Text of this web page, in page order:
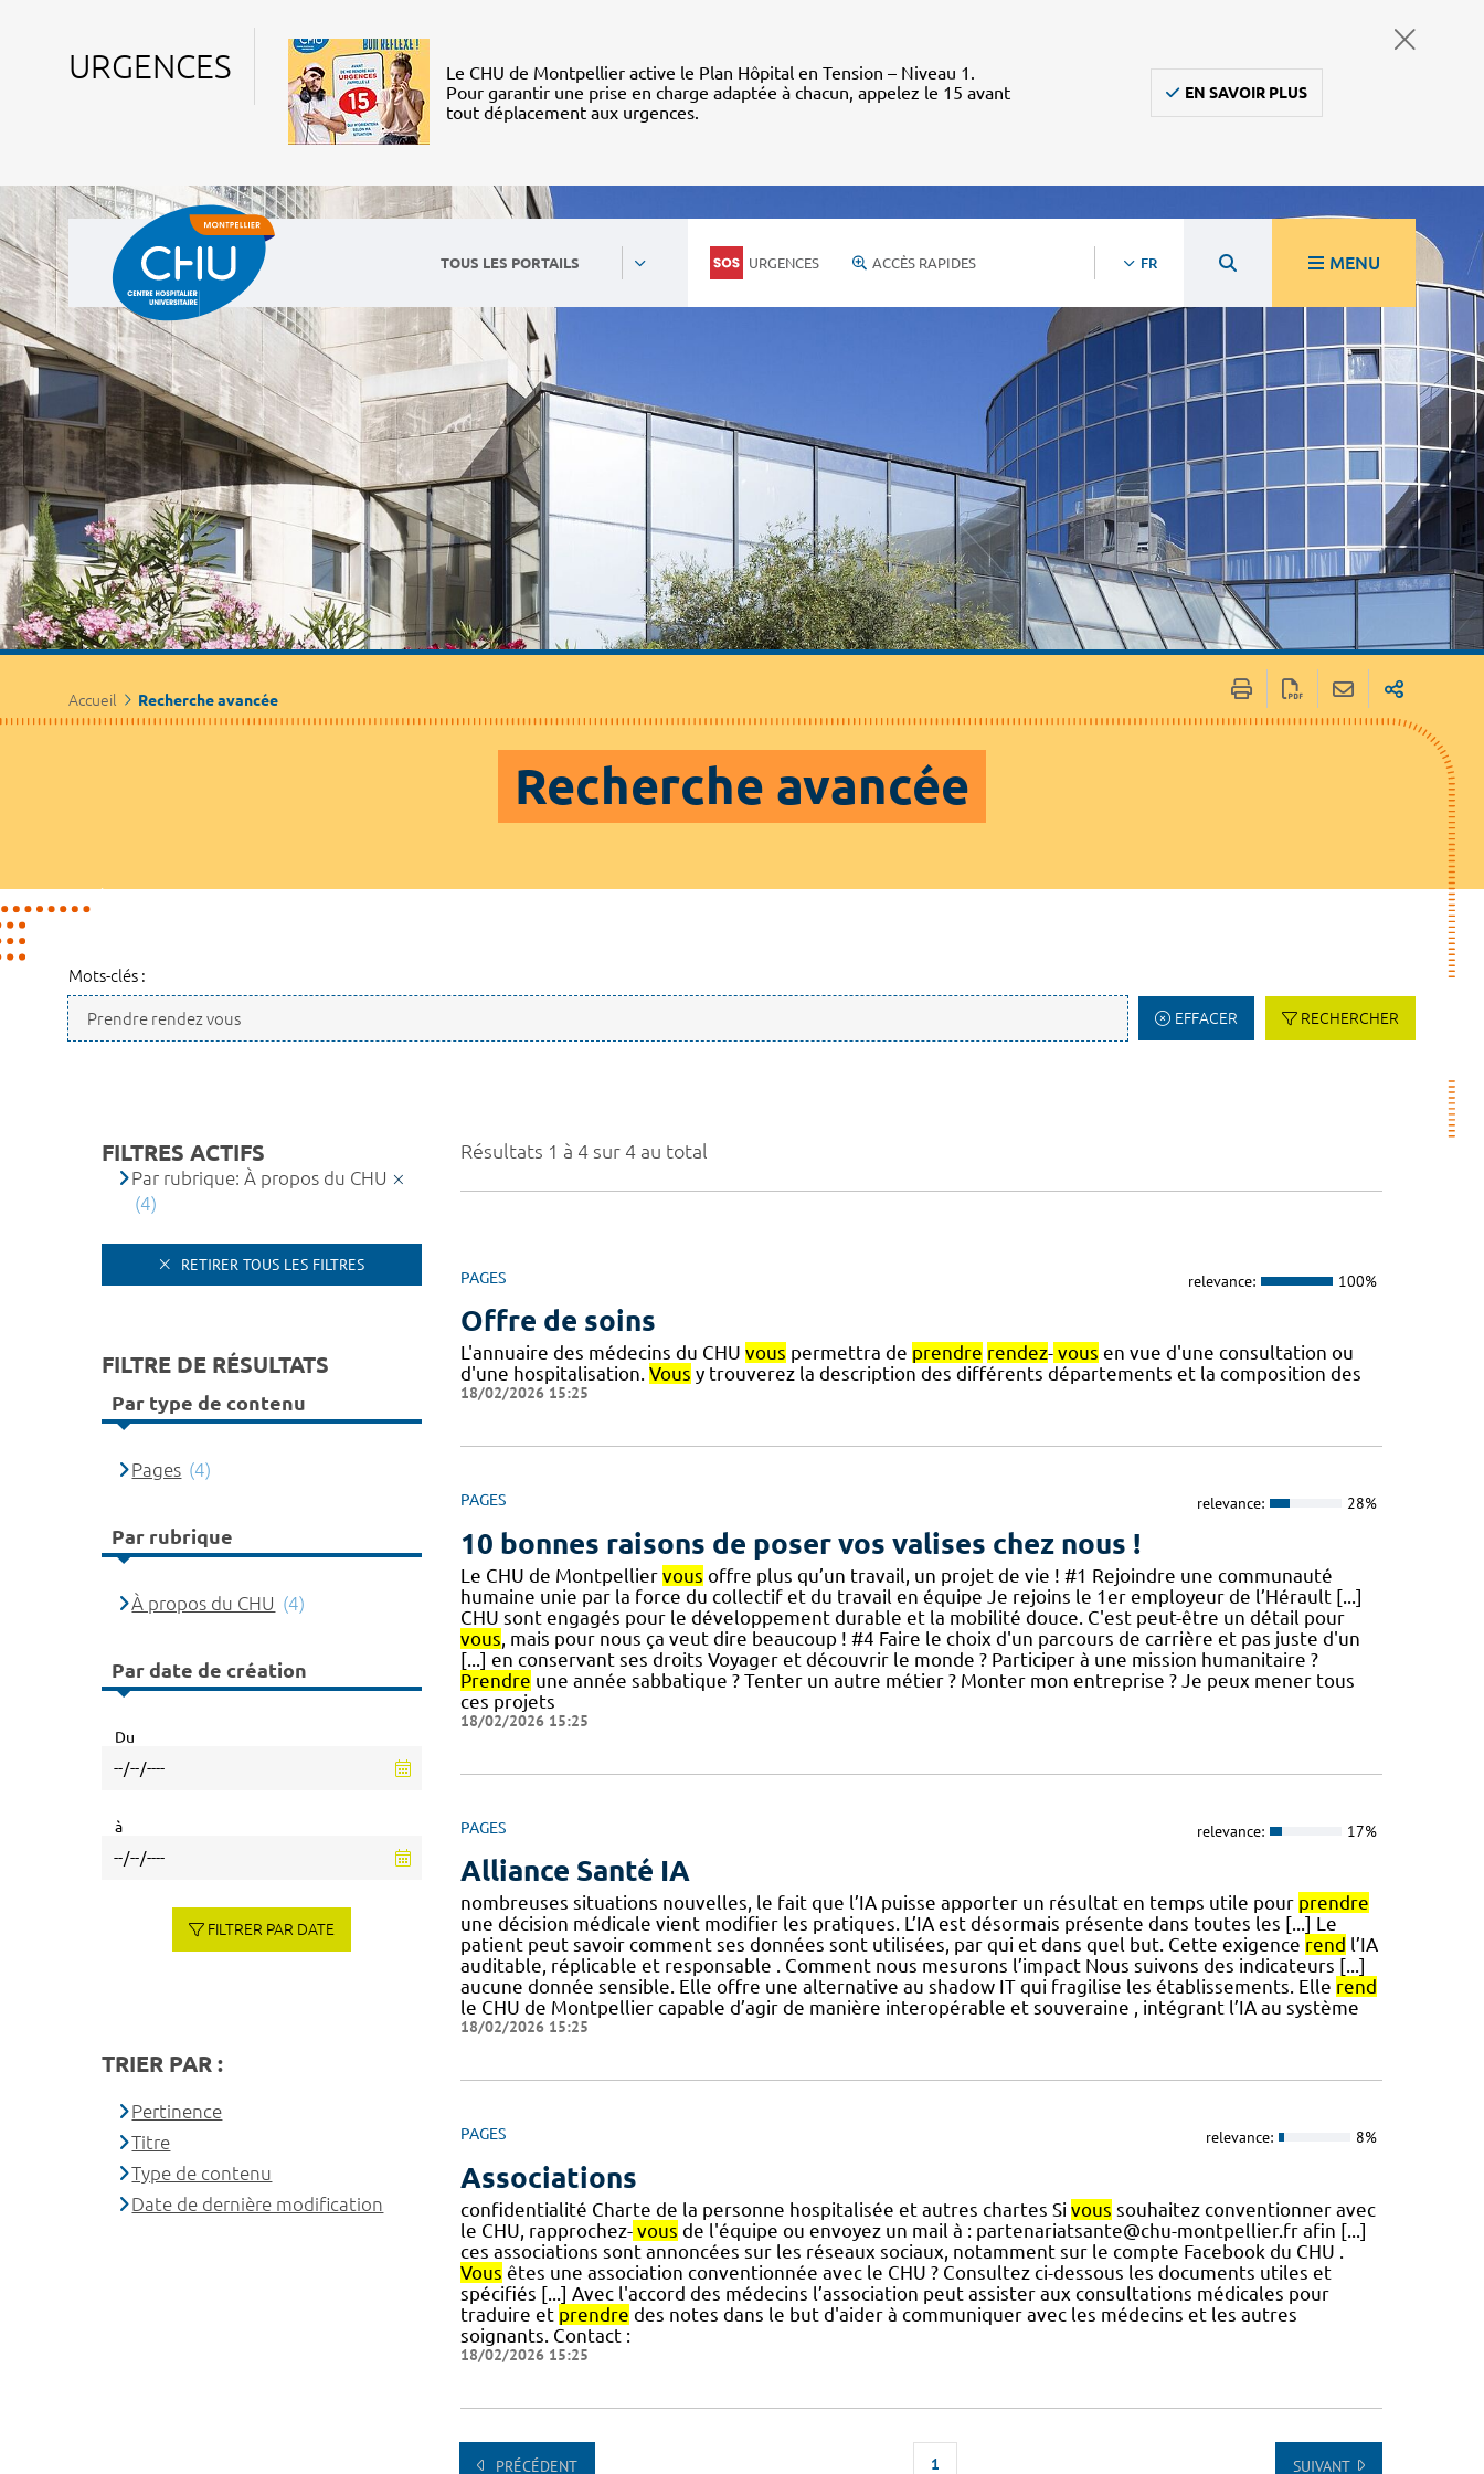
URGENCES
Le CHU de Montpellier active le Plan Hôpital en Tension – Niveau 1.
Pour garantir une prise en charge adaptée à chacun, appelez le 15 avant
tout déplacement aux urgences.
EN SAVOIR PLUS
TOUS LES PORTAILS URGENCES ACCÈS RAPIDES FR MENU
Accueil Recherche avancée
Recherche avancée
Mots-clés :
EFFACER RECHERCHER
Résultats 1 à 4 sur 4 au total
PAGES relevance: 100%
Offre de soins
L'annuaire des médecins du CHU vous permettra de prendre rendez- vous en vue d'une consultation ou
d'une hospitalisation. Vous y trouverez la description des différents départements et la composition des
18/02/2026 15:25
PAGES relevance: 28%
10 bonnes raisons de poser vos valises chez nous !
Le CHU de Montpellier vous offre plus qu’un travail, un projet de vie ! #1 Rejoindre une communauté
humaine unie par la force du collectif et du travail en équipe Je rejoins le 1er employeur de l’Hérault [...]
CHU sont engagés pour le développement durable et la mobilité douce. C'est peut-être un détail pour
vous, mais pour nous ça veut dire beaucoup ! #4 Faire le choix d'un parcours de carrière et pas juste d'un
[...] en conservant ses droits Voyager et découvrir le monde ? Participer à une mission humanitaire ?
Prendre une année sabbatique ? Tenter un autre métier ? Monter mon entreprise ? Je peux mener tous
ces projets
18/02/2026 15:25
PAGES relevance: 17%
Alliance Santé IA
nombreuses situations nouvelles, le fait que l’IA puisse apporter un résultat en temps utile pour prendre
une décision médicale vient modifier les pratiques. L’IA est désormais présente dans toutes les [...] Le
patient peut savoir comment ses données sont utilisées, par qui et dans quel but. Cette exigence rend l’IA
auditable, réplicable et responsable . Comment nous mesurons l’impact Nous suivons des indicateurs [...]
aucune donnée sensible. Elle offre une alternative au shadow IT qui fragilise les établissements. Elle rend
le CHU de Montpellier capable d’agir de manière interopérable et souveraine , intégrant l’IA au système
18/02/2026 15:25
PAGES relevance: 8%
Associations
confidentialité Charte de la personne hospitalisée et autres chartes Si vous souhaitez conventionner avec
le CHU, rapprochez- vous de l'équipe ou envoyez un mail à : partenariatsante@chu-montpellier.fr afin [...]
ces associations sont annoncées sur les réseaux sociaux, notamment sur le compte Facebook du CHU .
Vous êtes une association conventionnée avec le CHU ? Consultez ci-dessous les documents utiles et
spécifiés [...] Avec l'accord des médecins l’association peut assister aux consultations médicales pour
traduire et prendre des notes dans le but d'aider à communiquer avec les médecins et les autres
soignants. Contact :
18/02/2026 15:25
PRÉCÉDENT 1 SUIVANT
FILTRES ACTIFS
Par rubrique: À propos du CHU
(4)
RETIRER TOUS LES FILTRES
FILTRE DE RÉSULTATS
Par type de contenu
Pages (4)
Par rubrique
À propos du CHU (4)
Par date de création
Du
à
FILTRER PAR DATE
TRIER PAR :
Pertinence
Titre
Type de contenu
Date de dernière modification